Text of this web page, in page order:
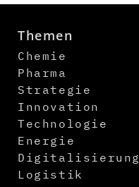
Themen
Chemie
Pharma
Strategie
Innovation
Technologie
Energie
Digitalisierung
Logistik